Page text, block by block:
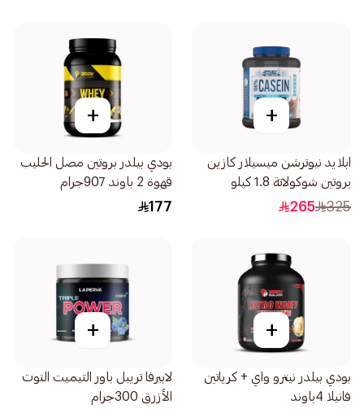
+
ابلايد نيوترشن ميسيلار كازين
بروتين شوكولاتة 1.8 كيلو
325
265
+
بودي بيلدر بروتين مصل الحليب
قهوة 2 باوند 907جرام
177
+
بودي بيلدر نيترو واي + كرياتين
فانيلا 4باوند
+
لابيرفا تريبل باور التيميت التوت
الأزرق 300جرام